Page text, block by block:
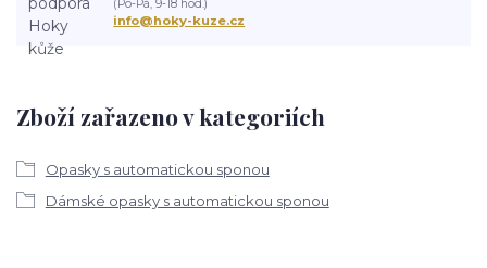
Zboží zařazeno v kategoriích
Opasky s automatickou sponou
Dámské opasky s automatickou sponou
(Po-Pá, 9-18 hod.)
info@hoky-kuze.cz